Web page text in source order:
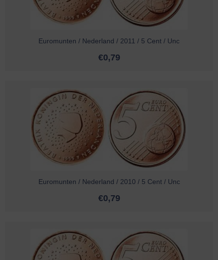
Euromunten / Nederland / 2011 / 5 Cent / Unc
€0,79
Euromunten / Nederland / 2010 / 5 Cent / Unc
€0,79